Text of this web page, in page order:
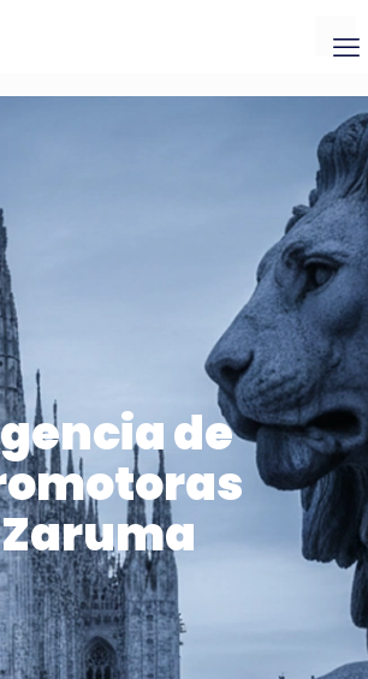
de
Zaruma